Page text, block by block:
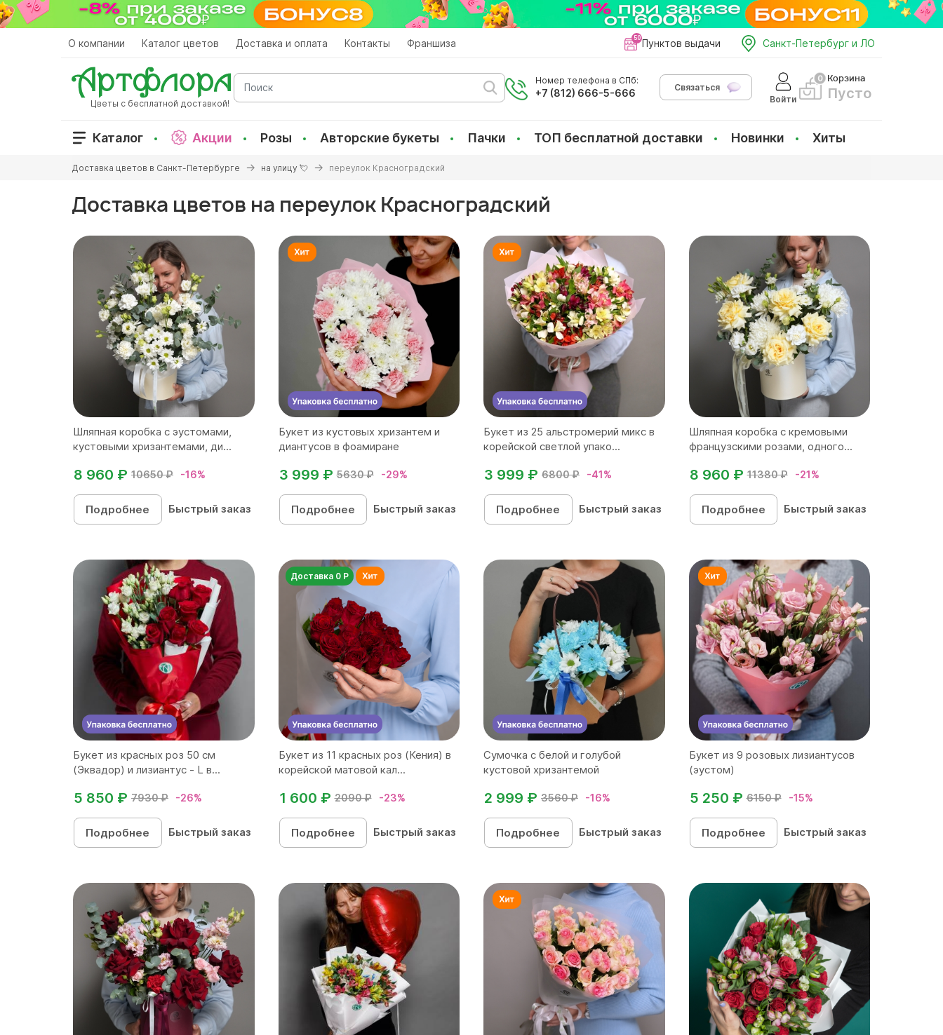
Перейти
к
О компании Каталог цветов Доставка и оплата Контакты Франшиза Пунктов выдачи Санкт-Петербург и ЛО
Цветы с бесплатной доставкой!
Поиск
Номер телефона в СПб:
+7 (812) 666-5-666
Связаться
Войти
Корзина
Пусто
Каталог Акции Розы Авторские букеты Пачки ТОП бесплатной доставки Новинки Хиты
здесь
Доставка цветов в Санкт-Петербурге на улицу 💘 переулок Красноградский
Доставка цветов на переулок Красноградский
Шляпная коробка с эустомами,
кустовыми хризантемами, ди...
10650 ₽ -16%
8 960 ₽
Подробнее Быстрый заказ
Букет из кустовых хризантем и
диантусов в фоамиране
5630 ₽ -29%
3 999 ₽
Подробнее Быстрый заказ
Букет из 25 альстромерий микс в
корейской светлой упако...
6800 ₽ -41%
3 999 ₽
Подробнее Быстрый заказ
Шляпная коробка с кремовыми
французскими розами, одного...
11380 ₽ -21%
8 960 ₽
Подробнее Быстрый заказ
Букет из красных роз 50 см
(Эквадор) и лизиантус - L в...
7930 ₽ -26%
5 850 ₽
Подробнее Быстрый заказ
Доставка 0 Р
Букет из 11 красных роз (Кения) в
корейской матовой кал...
2090 ₽ -23%
1 600 ₽
Подробнее Быстрый заказ
Сумочка с белой и голубой
кустовой хризантемой
3560 ₽ -16%
2 999 ₽
Подробнее Быстрый заказ
Букет из 9 розовых лизиантусов
(эустом)
6150 ₽ -15%
5 250 ₽
Подробнее Быстрый заказ